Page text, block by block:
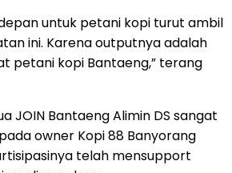
untuk petani kopi turut ambil
ini. Karena outputnya adalah
petani kopi Bantaeng,” terang
JOIN Bantaeng Alimin DS sangat
owner Kopi 88 Banyorang
telah mensupport